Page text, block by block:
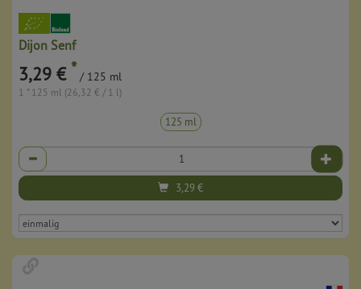
Dijon Senf
3,29 € * / 125 ml
1 * 125 ml (26,32 € / 1 l)
125 ml
Anzahl
3,29€